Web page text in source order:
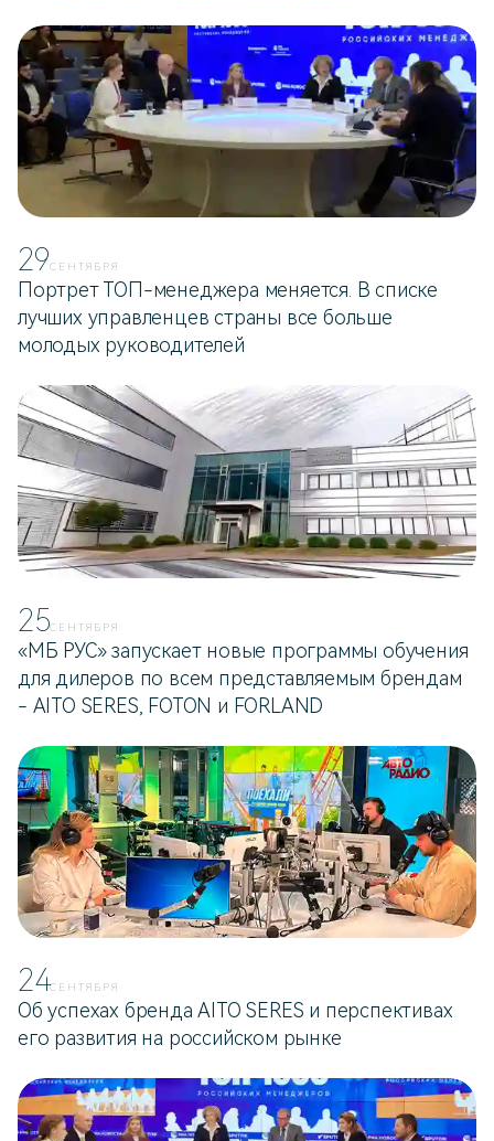
29СЕНТЯБРЯ
Портрет ТОП-менеджера меняется. В списке
лучших управленцев страны все больше
молодых руководителей
25СЕНТЯБРЯ
«МБ РУС» запускает новые программы обучения
для дилеров по всем представляемым брендам
- AITO SERES, FOTON и FORLAND
24СЕНТЯБРЯ
Об успехах бренда AITO SERES и перспективах
его развития на российском рынке